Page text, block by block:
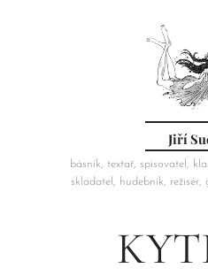
Jiří
básník, textař, spisovatel,
skladatel, hudebník, režisér,